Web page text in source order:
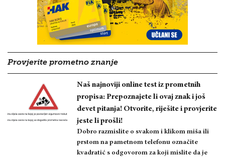
Provjerite prometno znanje
Naš najnoviji online test iz prometnih
propisa: Prepoznajete li ovaj znak i još
devet pitanja! Otvorite, riješite i provjerite
jeste li prošli!
Dobro razmislite o svakom i klikom miša ili
prstom na pametnom telefonu označite
kvadratić s odgovorom za koji mislite da je